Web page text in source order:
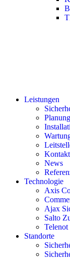
Leistungen
Kontakt
News
Technologie
Axis
Ajax
Salto
Telenot
Standorte